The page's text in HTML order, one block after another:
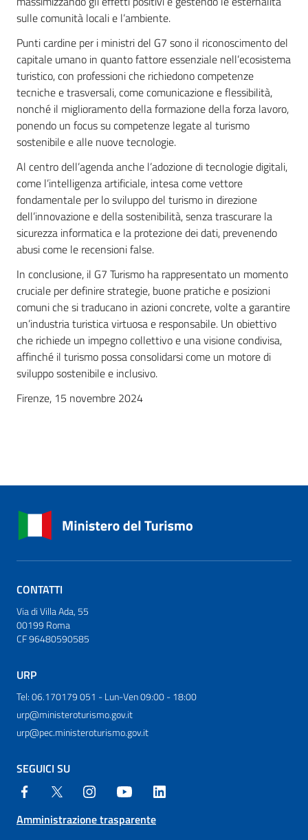
sulle comunità locali e l’ambiente.
Punti cardine per i ministri del G7 sono il riconoscimento del
capitale umano in quanto fattore essenziale nell’ecosistema
turistico, con professioni che richiedono competenze
tecniche e trasversali, come comunicazione e flessibilità,
nonché il miglioramento della formazione della forza lavoro,
ponendo un focus su competenze legate al turismo
sostenibile e alle nuove tecnologie.
Al centro dell’agenda anche l’adozione di tecnologie digitali,
come l’intelligenza artificiale, intesa come vettore
fondamentale per lo sviluppo del turismo in direzione
dell’innovazione e della sostenibilità, senza trascurare la
sicurezza informatica e la protezione dei dati, prevenendo
abusi come le recensioni false.
In conclusione, il G7 Turismo ha rappresentato un momento
cruciale per definire strategie, buone pratiche e posizioni
comuni che si traducano in azioni concrete, volte a garantire
un’industria turistica virtuosa e responsabile. Un obiettivo
che richiede un impegno collettivo e una visione condivisa,
affinché il turismo possa consolidarsi come un motore di
sviluppo sostenibile e inclusivo.
Firenze, 15 novembre 2024
CONTATTI
Via di Villa Ada, 55
00199 Roma
CF 96480590585
URP
Tel: 06.170179 051 - Lun-Ven 09:00 - 18:00
urp@ministeroturismo.gov.it
urp@pec.ministeroturismo.gov.it
SEGUICI SU
Amministrazione trasparente